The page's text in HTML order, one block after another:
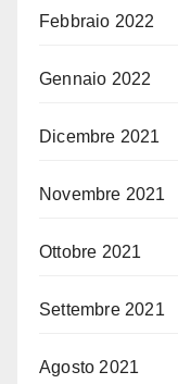
Febbraio 2022
Gennaio 2022
Dicembre 2021
Novembre 2021
Ottobre 2021
Settembre 2021
Agosto 2021